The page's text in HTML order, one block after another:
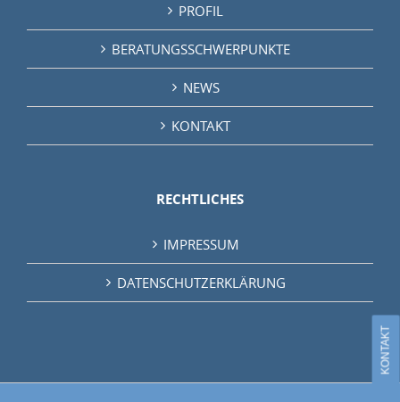
PROFIL
BERATUNGSSCHWERPUNKTE
NEWS
KONTAKT
RECHTLICHES
IMPRESSUM
DATENSCHUTZERKLÄRUNG
KONTAKT